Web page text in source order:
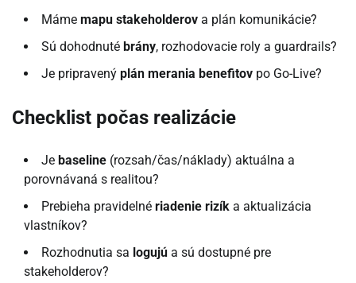
Máme mapu stakeholderov a plán komunikácie?
Sú dohodnuté brány, rozhodovacie roly a guardrails?
Je pripravený plán merania benefitov po Go-Live?
Checklist počas realizácie
Je baseline (rozsah/čas/náklady) aktuálna a
porovnávaná s realitou?
Prebieha pravidelné riadenie rizík a aktualizácia
vlastníkov?
Rozhodnutia sa logujú a sú dostupné pre
stakeholderov?